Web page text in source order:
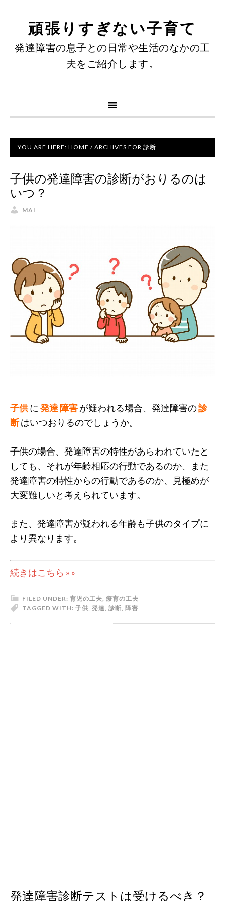
頑張りすぎない子育て
発達障害の息子との日常や生活のなかの工
夫をご紹介します。
YOU ARE HERE: HOME / ARCHIVES FOR 診断
子供の発達障害の診断がおりるのは
いつ？
MAI
子供に 発達 障害が疑われる場合、発達障害の診
断はいつおりるのでしょうか。
子供の場合、発達障害の特性があらわれていたと
しても、それが年齢相応の行動であるのか、また
発達障害の特性からの行動であるのか、見極めが
大変難しいと考えられています。
また、発達障害が疑われる年齢も子供のタイプに
より異なります。
続きはこちら » »
FILED UNDER: 育児の工夫, 療育の工夫
TAGGED WITH: 子供, 発達, 診断, 障害
発達障害診断テストは受けるべき？